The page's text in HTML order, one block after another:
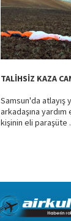
TALİHSİZ KAZA
Samsun'da atlayış
arkadaşına
kişinin eli paraşüte